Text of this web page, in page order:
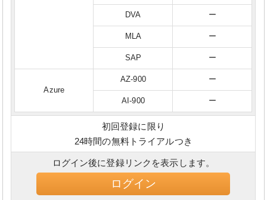
DVA ー
MLA ー
SAP ー
Azure
AZ-900 ー
AI-900 ー
初回登録に限り
24時間の無料トライアルつき
ログイン後に登録リンクを表示します。
ログイン